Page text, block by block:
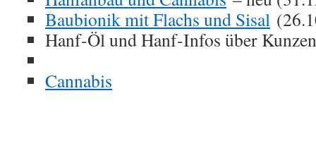
Baubionik mit Flachs und Sisal
Hanf-Öl und Hanf-Infos über
Cannabis